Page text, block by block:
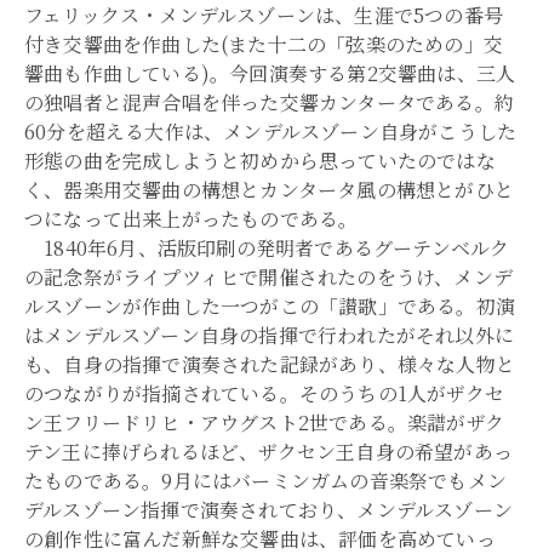
フェリックス・メンデルスゾーンは、生涯で5つの番号
付き交響曲を作曲した(また十二の「弦楽のための」交
響曲も作曲している)。今回演奏する第2交響曲は、三人
の独唱者と混声合唱を伴った交響カンタータである。約
60分を超える大作は、メンデルスゾーン自身がこうした
形態の曲を完成しようと初めから思っていたのではな
く、器楽用交響曲の構想とカンタータ風の構想とがひと
つになって出来上がったものである。
1840年6月、活版印刷の発明者であるグーテンベルク
の記念祭がライプツィヒで開催されたのをうけ、メンデ
ルスゾーンが作曲した一つがこの「讃歌」である。初演
はメンデルスゾーン自身の指揮で行われたがそれ以外に
も、自身の指揮で演奏された記録があり、様々な人物と
のつながりが指摘されている。そのうちの1人がザクセ
ン王フリードリヒ・アウグスト2世である。楽譜がザク
テン王に捧げられるほど、ザクセン王自身の希望があっ
たものである。9月にはバーミンガムの音楽祭でもメン
デルスゾーン指揮で演奏されており、メンデルスゾーン
の創作性に富んだ新鮮な交響曲は、評価を高めていっ